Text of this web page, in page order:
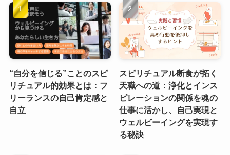
“自分を信じる”ことのスピ
リチュアル的効果とは：フ
リーランスの自己肯定感と
自立
スピリチュアル断食が拓く
天職への道：浄化とインス
ピレーションの関係を魂の
仕事に活かし、自己実現と
ウェルビーイングを実現す
る秘訣